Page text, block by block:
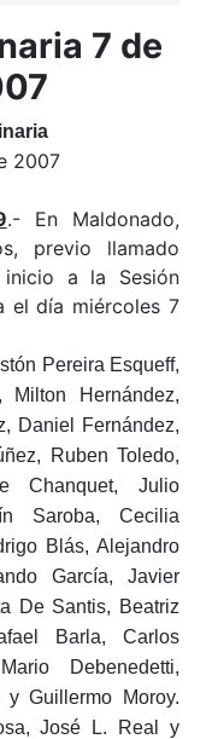
7 de
2007
.- En Maldonado,
previo llamado
a la Sesión
el día miércoles 7
Pereira Esqueff,
Milton Hernández,
Daniel Fernández,
Ruben Toledo,
Chanquet, Julio
Saroba, Cecilia
Blás, Alejandro
García, Javier
De Santis, Beatriz
Barla, Carlos
Debenedetti,
Guillermo Moroy.
José L. Real y